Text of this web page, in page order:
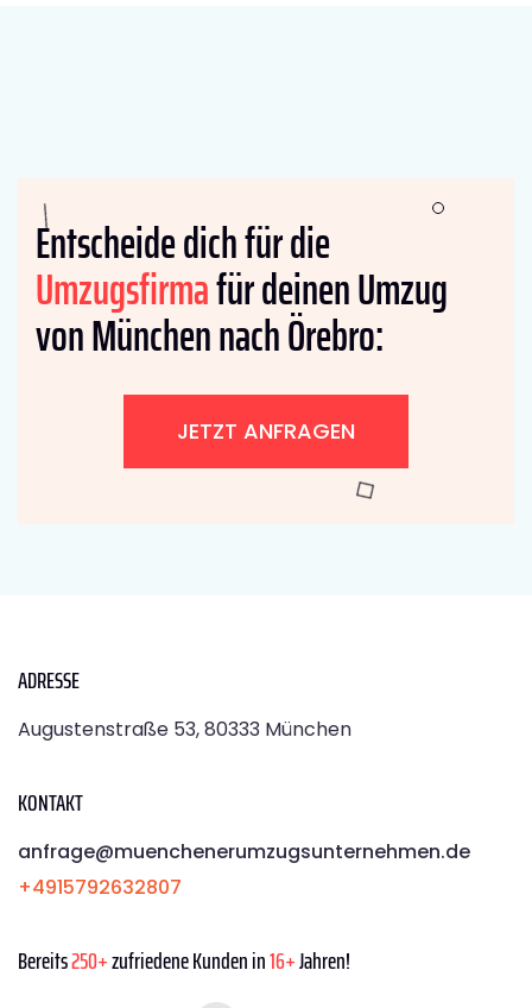
Entscheide dich für die
Umzugsfirmafür deinen Umzug
von München nach Örebro:
JETZT ANFRAGEN
ADRESSE
Augustenstraße 53, 80333 München
KONTAKT
anfrage@muenchenerumzugsunternehmen.de
+4915792632807
Bereits250+zufriedene Kunden in16+Jahren!